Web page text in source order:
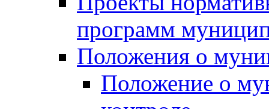
программ
Положения о
Положение о